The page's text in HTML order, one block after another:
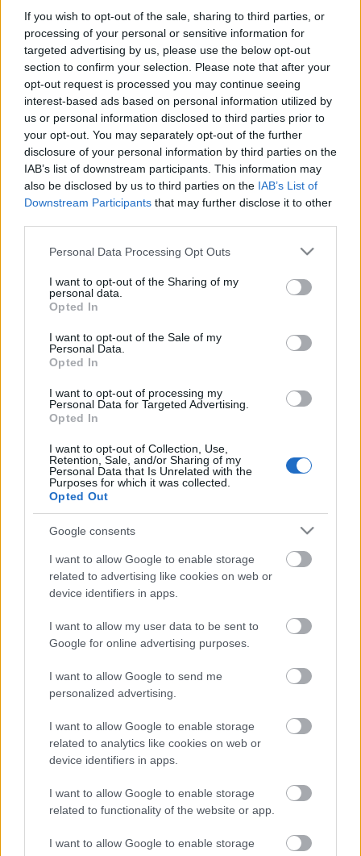
If you wish to opt-out of the sale, sharing to third parties, or
processing of your personal or sensitive information for
targeted advertising by us, please use the below opt-out
section to confirm your selection. Please note that after your
opt-out request is processed you may continue seeing
interest-based ads based on personal information utilized by
us or personal information disclosed to third parties prior to
your opt-out. You may separately opt-out of the further
disclosure of your personal information by third parties on the
IAB’s list of downstream participants. This information may
also be disclosed by us to third parties on the IAB’s List of
Downstream Participants that may further disclose it to other
Please note that this website/app uses one or more Google
not limited to your visit or usage behaviour. You may click to
grant or deny consent to Google and its third-party tags to
use your data for below specified purposes in below Google
consent section.
Personal Data Processing Opt Outs
I want to opt-out of the Sharing of my
personal data.
Opted In
I want to opt-out of the Sale of my
Personal Data.
Opted In
I want to opt-out of processing my
Personal Data for Targeted Advertising.
Opted In
I want to opt-out of Collection, Use,
Retention, Sale, and/or Sharing of my
Personal Data that Is Unrelated with the
Purposes for which it was collected.
Opted Out
Google consents
I want to allow Google to enable storage
related to advertising like cookies on web or
device identifiers in apps.
I want to allow my user data to be sent to
Google for online advertising purposes.
I want to allow Google to send me
personalized advertising.
I want to allow Google to enable storage
related to analytics like cookies on web or
device identifiers in apps.
I want to allow Google to enable storage
related to functionality of the website or app.
I want to allow Google to enable storage
Megérkeztek a szelektív gyűjtők a
belvárosba!
Megyeri Szabolcs•2013. május 06.
Környezetünk védelméért sokat lehet és kell is tenni,
rengetegen elkötelezett hívei az ökotudatos
életmódnak, sokaknál azonban nem része a
mindennapoknak a környezettudatos viselkedés.
Pedig az ilyen gondolkodásmód könnyen
elsajátítható, és apró dolgok a rohanó
mindennapokban…
Palack sziget
Megyeri Szabolcs•
Kicsit elegem van már a téli témákból, és általában a
télből is, a hideg, a szürkeség, a kedvetlen időjárás
valamilyen vidám, és főként napos témával
próbálom feldobni a vasárnapot, így sort kerítek egy
Zöld konténer
Megyeri Szabolcs•2012. november 19.
minap bukkantam rá erre az érdekes koncepcióra,
mely egy víkendház, ami egy szállítókonténerből
készült. Az ötlet szülőatyja a texasi Poteet Architects
megújításával…
A legmenőbb ökopark
Budapest, csakúgy, mint a zsúfolt nagyvárosok
többsége zöldhiányban szenved, főleg a
legsűrűbben lakott belvárosi részeket tekintve.
Ezekben a kerületekben minden fa, minden
talpalatnyi fű kincsnek számít, még értékesebbek
azok a placcok, ahol le is lehet ülni egy szusszanásra,